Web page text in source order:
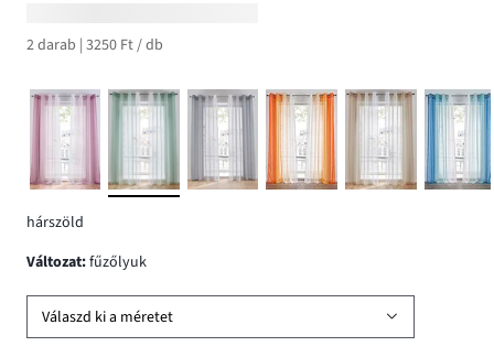
2 darab | 3250 Ft / db
hárszöld
változat:fűzőlyuk
Válaszd ki a méretet